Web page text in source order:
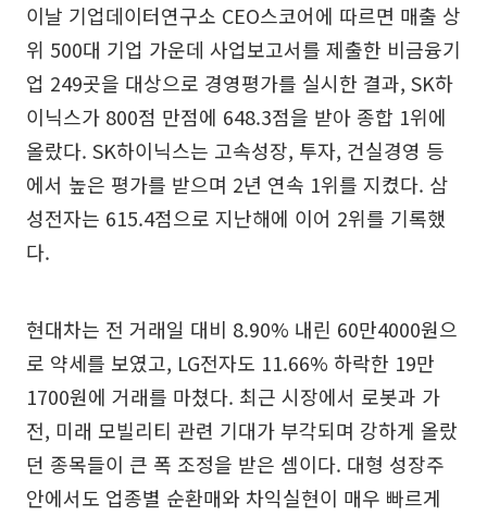
이날 기업데이터연구소 CEO스코어에 따르면 매출 상
위 500대 기업 가운데 사업보고서를 제출한 비금융기
업 249곳을 대상으로 경영평가를 실시한 결과, SK하
이닉스가 800점 만점에 648.3점을 받아 종합 1위에
올랐다. SK하이닉스는 고속성장, 투자, 건실경영 등
에서 높은 평가를 받으며 2년 연속 1위를 지켰다. 삼
성전자는 615.4점으로 지난해에 이어 2위를 기록했
다.
현대차는 전 거래일 대비 8.90% 내린 60만4000원으
로 약세를 보였고, LG전자도 11.66% 하락한 19만
1700원에 거래를 마쳤다. 최근 시장에서 로봇과 가
전, 미래 모빌리티 관련 기대가 부각되며 강하게 올랐
던 종목들이 큰 폭 조정을 받은 셈이다. 대형 성장주
안에서도 업종별 순환매와 차익실현이 매우 빠르게